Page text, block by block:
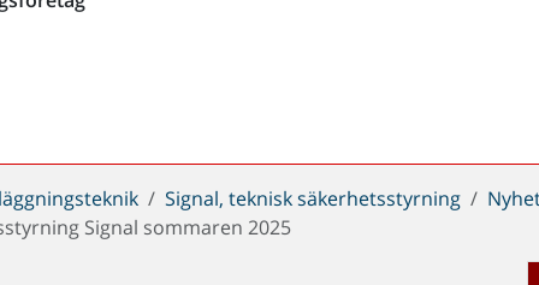
Signal, teknisk säkerhetsstyrning
Signal sommaren 2025